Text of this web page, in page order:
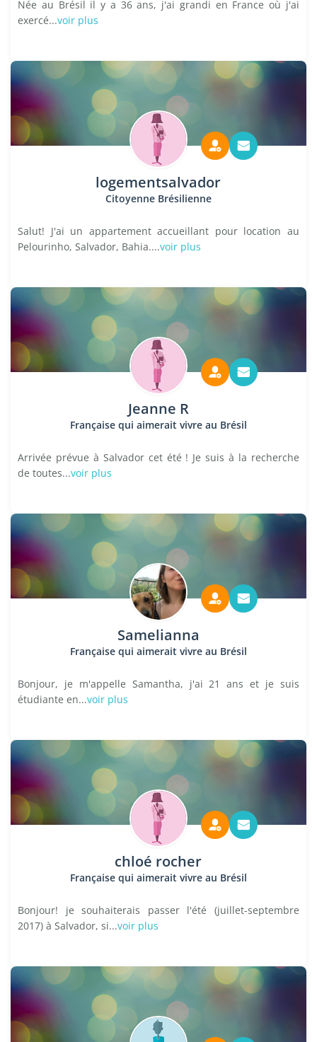
Née au Brésil il y a 36 ans, j'ai grandi en France où j'ai
exercé...voir plus
logementsalvador
Citoyenne Brésilienne
Salut! J'ai un appartement accueillant pour location au
Pelourinho, Salvador, Bahia....voir plus
Jeanne R
Française qui aimerait vivre au Brésil
Arrivée prévue à Salvador cet été ! Je suis à la recherche
de toutes...voir plus
Samelianna
Française qui aimerait vivre au Brésil
Bonjour, je m'appelle Samantha, j'ai 21 ans et je suis
étudiante en...voir plus
chloé rocher
Française qui aimerait vivre au Brésil
Bonjour! je souhaiterais passer l'été (juillet-septembre
2017) à Salvador, si...voir plus